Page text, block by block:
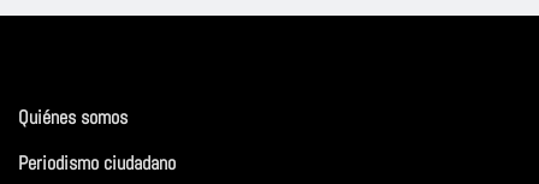
Quiénes somos
Periodismo ciudadano